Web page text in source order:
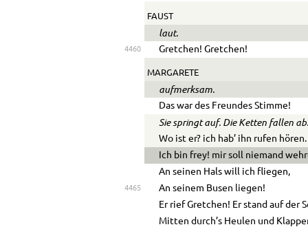
FAUST
laut.
4460 Gretchen! Gretchen!
MARGARETE
aufmerksam.
Das war des Freundes Stimme!
Sie springt auf. Die Ketten fallen
Wo ist er? ich hab’ ihn rufen hören.
Ich bin frey! mir soll niemand
An seinen Hals will ich fliegen,
4465
An seinem Busen liegen!
Er rief Gretchen! Er stand auf der
Mitten durch’s Heulen und